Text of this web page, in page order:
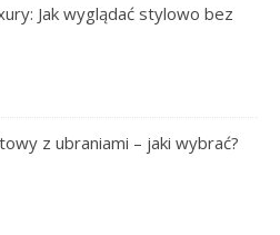
Jak wyglądać stylowo bez
z ubraniami – jaki wybrać?